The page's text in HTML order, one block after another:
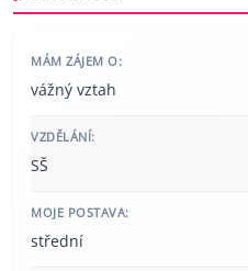
MÁM ZÁJEM O:
vážný vztah
VZDĚLÁNÍ:
SŠ
MOJE POSTAVA:
střední